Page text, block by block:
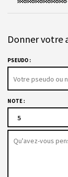
Donner votre
PSEUDO :
NOTE :
5